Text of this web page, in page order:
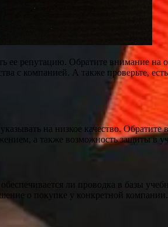
ее репутацию. Обратите внимание на
с компанией. А также проверьте,
на низкое качество. Обратите
а также возможность защиты в
ли проводка в базы
о покупке у конкретной компании.